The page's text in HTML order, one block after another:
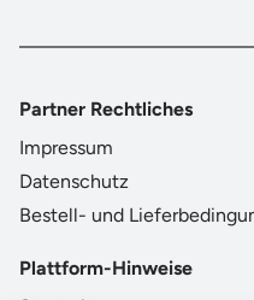
Partner Rechtliches
Impressum
Datenschutz
Bestell- und
Plattform-Hinweise